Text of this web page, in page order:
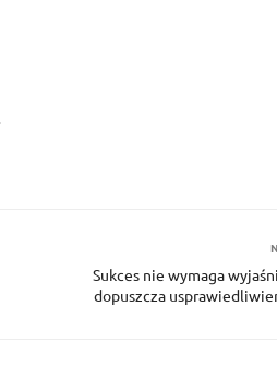
Sukces nie wymaga
dopuszcza